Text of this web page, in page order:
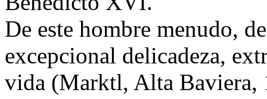
De este hombre menudo,
excepcional delicadeza,
vida (Marktl, Alta Baviera,